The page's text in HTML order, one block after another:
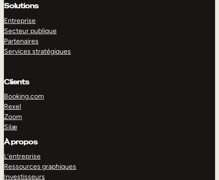
Solutions
Entreprise
Secteur publique
Partenaires
Services stratégiques
Clients
Booking.com
Rexel
Zoom
Silæ
À propos
L’entreprise
Ressources graphiques
Investisseurs